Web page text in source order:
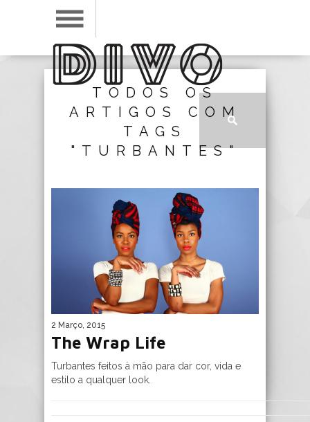
TODOS OS
ARTIGOS COM
TAGS
"TURBANTES"
2 Março, 2015
The Wrap Life
Turbantes feitos à mão para dar cor, vida e
estilo a qualquer look.